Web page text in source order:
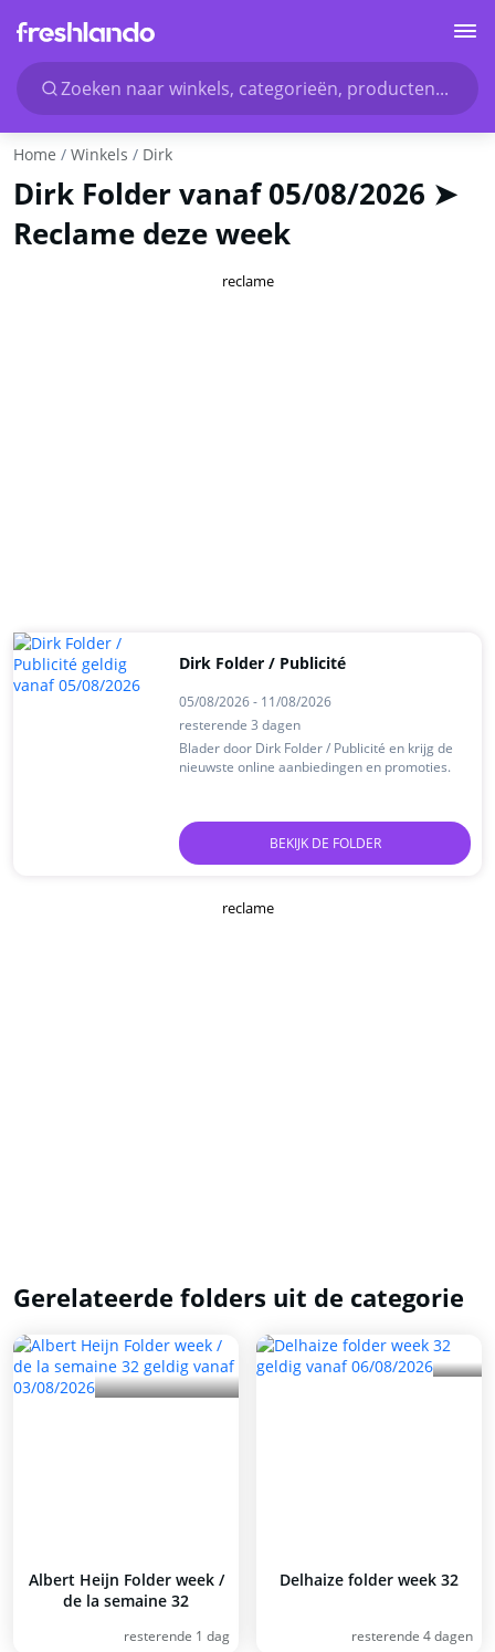
Zoeken naar winkels, categorieën, producten...
Home Winkels Dirk
Dirk Folder vanaf 05/08/2026 ➤
Reclame deze week
reclame
Dirk Folder / Publicité
05/08/2026 - 11/08/2026
resterende 3 dagen
Blader door Dirk Folder / Publicité en krijg de
nieuwste online aanbiedingen en promoties.
BEKIJK DE FOLDER
reclame
Gerelateerde folders uit de categorie
Albert Heijn Folder week /
de la semaine 32
resterende 1 dag
Delhaize folder week 32
resterende 4 dagen